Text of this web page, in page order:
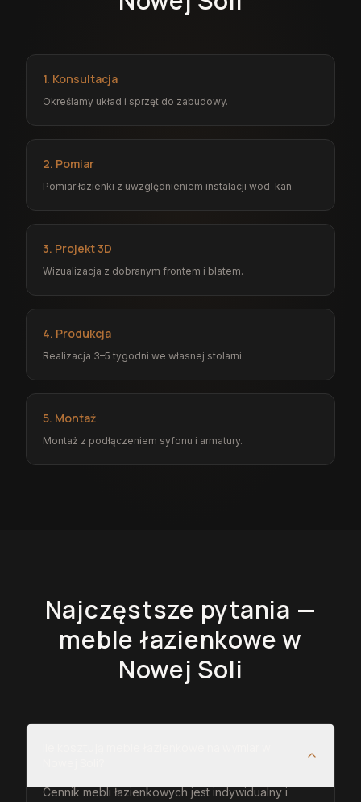
1. Konsultacja
Określamy układ i sprzęt do zabudowy.
2. Pomiar
Pomiar łazienki z uwzględnieniem instalacji wod-kan.
3. Projekt 3D
Wizualizacja z dobranym frontem i blatem.
4. Produkcja
Realizacja 3–5 tygodni we własnej stolarni.
5. Montaż
Montaż z podłączeniem syfonu i armatury.
Najczęstsze pytania —
meble łazienkowew
Nowej Soli
Cennik mebli łazienkowych jest indywidualny i